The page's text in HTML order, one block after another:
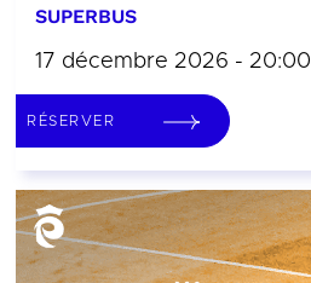
SUPERBUS
17 décembre 2026 - 20:00
RÉSERVER